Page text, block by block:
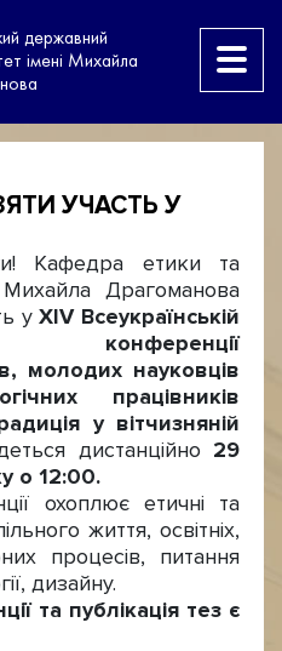
державний
імені Михайла
УЧАСТЬ У
Кафедра етики та
Драгоманова
уXIV Всеукраїнській
конференції
молодих науковців
працівників
у вітчизняній
дистанційно 29
о 12:00.
охоплює етичні та
життя, освітніх,
процесів, питання
дизайну.
та публікація тез є